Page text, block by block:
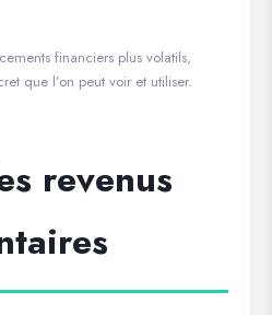
financiers plus volatils,
que l’on peut voir et utiliser.
revenus